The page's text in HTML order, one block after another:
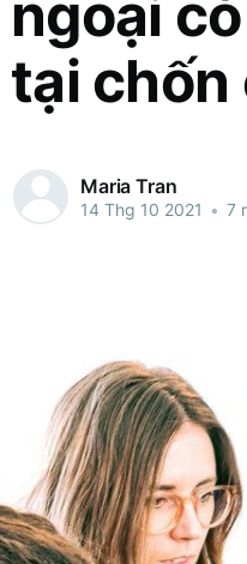
ngoại
tại chốn
Maria Tran
14 Thg 10 2021 • 7